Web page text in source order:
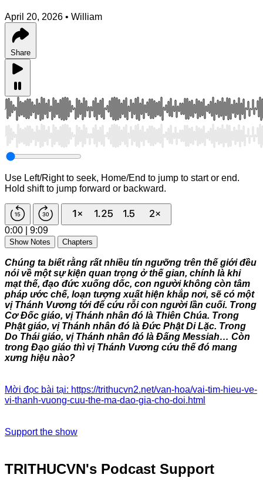
April 20, 2026 • William
Share
Use Left/Right to seek, Home/End to jump to start or end.
Hold shift to jump forward or backward.
0:00 9:09
Show Notes Chapters
Chúng ta biết rằng rất nhiều tín ngưỡng trên thế giới đều
nói về một sự kiện quan trọng ở thế gian, chính là khi
mạt thế, đạo đức xuống dốc, con người không còn tâm
pháp ước chế, loạn tượng xuất hiện khắp nơi, sẽ có một
vị Thánh Vương tới để cứu rỗi con người lần cuối. Trong
Cơ Đốc giáo, vị Thánh nhân đó là Thiên Chúa. Trong
Phật giáo, vị Thánh nhân đó là Đức Phật Di Lặc. Trong
Do Thái giáo, vị Thánh nhân đó là Đấng Messiah… Còn
trong Đạo giáo thì vị Thánh Vương cứu thế đó mang
xưng hiệu nào?
Mời đọc bài tại: https://trithucvn2.net/van-hoa/vai-tim-hieu-ve-
vi-thanh-vuong-cuu-the-ma-dao-gia-cho-doi.html
Support the show
TRITHUCVN's Podcast Support